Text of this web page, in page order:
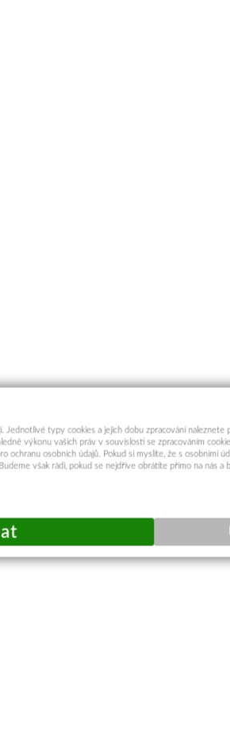
typy cookies a jejich dobu zpracování naleznete
výkonu vašich práv v souvislosti se zpracováním
ochranu osobních údajů. Pokud si myslíte, že s osobními
však rádi, pokud se nejdříve obrátíte přímo na nás a